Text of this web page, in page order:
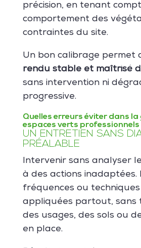
précision, en tenant
comportement des
contraintes du site.
Un bon calibrage permet
rendu stable et maîtrisé
sans intervention ni
progressive.
Quelles erreurs éviter dans la
espaces verts professionnels
UN ENTRETIEN SANS
PRÉALABLE
Intervenir sans analyser
à des actions inadaptées.
fréquences ou
appliquées partout, sans
des usages, des sols ou
en place.